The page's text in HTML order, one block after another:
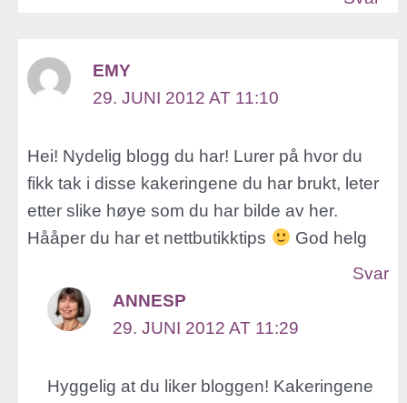
EMY
29. JUNI 2012 AT 11:10
Hei! Nydelig blogg du har! Lurer på hvor du
fikk tak i disse kakeringene du har brukt, leter
etter slike høye som du har bilde av her.
Hååper du har et nettbutikktips
God helg
Svar
ANNESP
29. JUNI 2012 AT 11:29
Hyggelig at du liker bloggen! Kakeringene